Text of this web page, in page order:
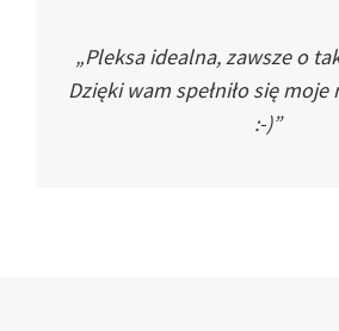
„Pleksa idealna, zawsze o
Dzięki wam spełniło się moje
:-)”